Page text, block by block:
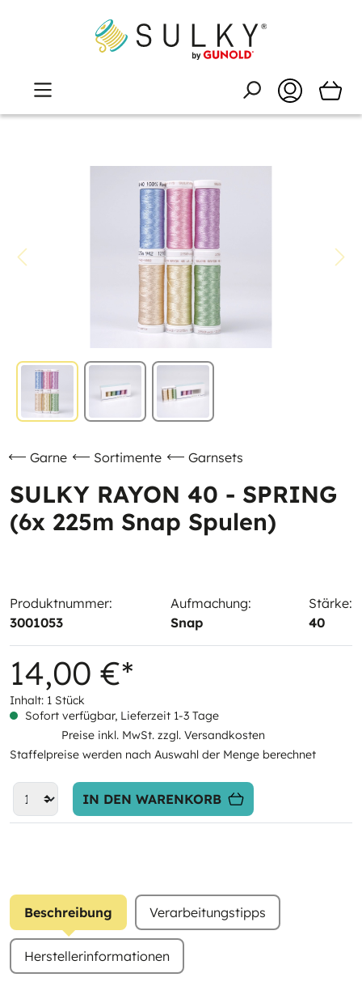
Garne Sortimente Garnsets
SULKY RAYON 40 - SPRING
(6x 225m Snap Spulen)
Produktnummer:
3001053
Aufmachung:
Snap
Stärke:
40
14,00 €*
Inhalt: 1 Stück
Sofort verfügbar, Lieferzeit 1-3 Tage
Preise inkl. MwSt. zzgl. Versandkosten
Staffelpreise werden nach Auswahl der Menge berechnet
IN DEN WARENKORB
Beschreibung Verarbeitungstipps
Herstellerinformationen